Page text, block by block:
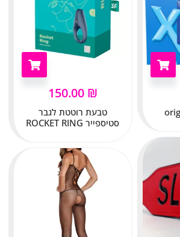
150.00 ₪
טבעת רוטטת לגבר
סטיספייר ROCKET RING